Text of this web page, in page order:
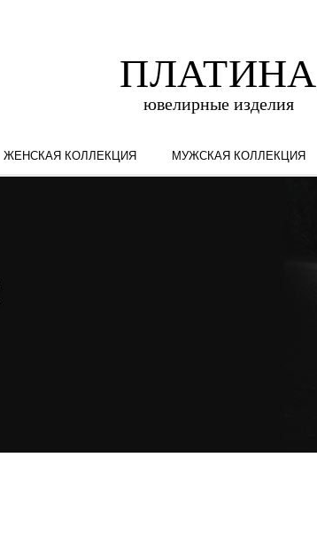
ЖЕНСКАЯ КОЛЛЕКЦИЯ МУЖСКАЯ КОЛЛЕКЦИЯ